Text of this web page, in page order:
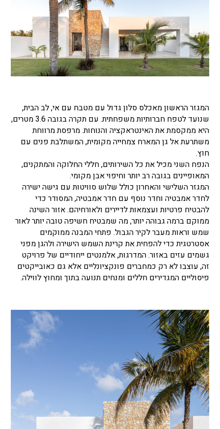
המגזר הראשון מאכלס סלון גדול עם מטבח עם אי, לב הבית,
שנועד לטפח חברותיות משפחתית. עם תקרה בגובה 3.6 מטרים,
היא ממקסמת את האינטראקציה והנוחות. מרפסת מרווחת
משתרעת אל גן המארח צמחייה מקומית, המשתלבת פנים עם
חוץ.
הנפח השני מכיל את כל השירותים, חללי החלוקה והמתקנים,
המאופיינים בגובה רב יותר וחיפוי אבן מקומי.
המגזר השלישי והאחרון כולל שלוש סוויטות עם גישה ישירה
לחדר אמבטיה וחדר נוסף עם חדר אמבטיה, המסודר כדי
להבטיח פרטיות ועצמאות לדיירים ולאורחיהם. אזור השינה
ממוקם ברמה גבוהה יותר, מה שמבטיח חשיפה טובה יותר לאור
שמש וראות מעבר לקיר הגבול. פתחי המבנה ממוקמים
אסטרטגית כדי להפחית את קרינת השמש הישירה ולהגן מפני
גשמים עזים באזור. המדרגות, אלמנטים ייחודיים של פרויקט
זה, עוצבו לא רק כמחברים פונקציונליים אלא גם כאובייקטים
פיסוליים המגדירים חללים ומנחים תנועה בתוך ומחוץ לווילה.